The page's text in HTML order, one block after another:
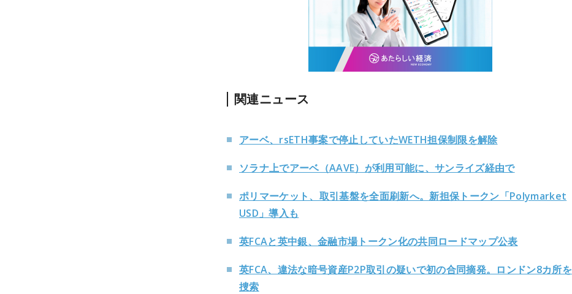
関連ニュース
アーベ、rsETH事案で停止していたWETH担保制限を解除
ソラナ上でアーベ（AAVE）が利用可能に、サンライズ経由で
ポリマーケット、取引基盤を全面刷新へ。新担保トークン「Polymarket
USD」導入も
英FCAと英中銀、金融市場トークン化の共同ロードマップ公表
英FCA、違法な暗号資産P2P取引の疑いで初の合同摘発。ロンドン8カ所を
捜索